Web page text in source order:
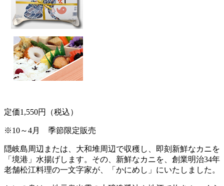
定価1,550円（税込）
※10～4月 季節限定販売
隠岐島周辺または、大和堆周辺で収穫し、即刻新鮮なカニを
「境港」水揚げします。その、新鮮なカニを、創業明治34年
老舗松江料理の一文字家が、「かにめし」にいたしました。